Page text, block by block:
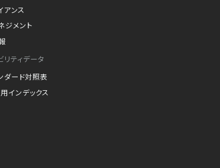
アンス
ジメント
リティデータ
ダード対照表
インデックス